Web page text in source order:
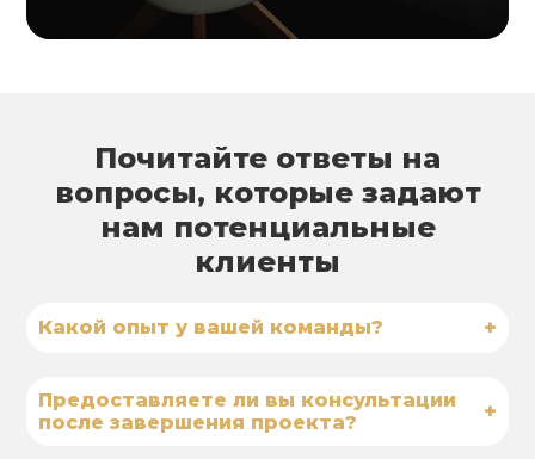
Почитайте ответы на
вопросы, которые задают
нам потенциальные
клиенты
Какой опыт у вашей команды? +
Предоставляете ли вы консультации
после завершения проекта?
+